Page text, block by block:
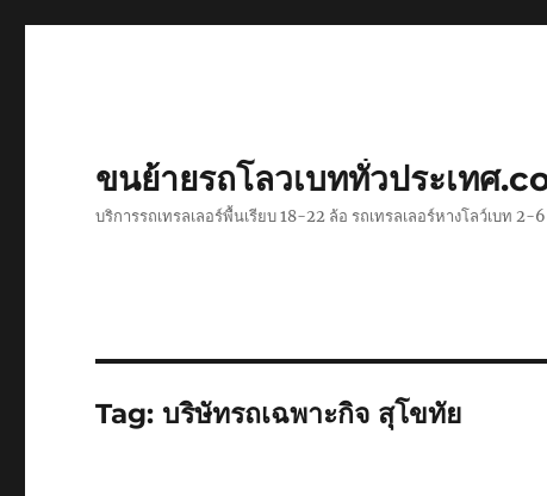
ขนย้ายรถโลวเบททั่วประเทศ
บริการรถเทรลเลอร์พื้นเรียบ 18-22 ล้อ รถเทรลเลอร์หางโลว์เบท
Tag:บริษัทรถเฉพาะกิจ สุโขทัย